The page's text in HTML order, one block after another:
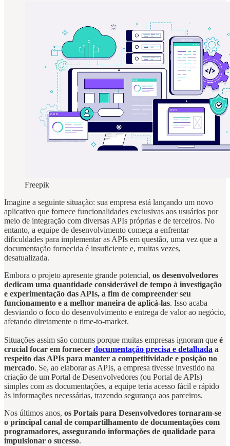
Freepik
Imagine a seguinte situação: sua empresa está lançando um novo
aplicativo que fornece funcionalidades exclusivas aos usuários por
meio de integração com diversas APIs próprias e de terceiros. No
entanto, a equipe de desenvolvimento começa a enfrentar
dificuldades para implementar as APIs em questão, uma vez que a
documentação fornecida é insuficiente e, muitas vezes,
desatualizada.
Embora o projeto apresente grande potencial, os desenvolvedores
dedicam uma quantidade considerável de tempo à investigação
e experimentação das APIs, a fim de compreender seu
funcionamento e a melhor maneira de aplicá-las. Isso acaba
desviando o foco do desenvolvimento e entrega de valor ao negócio,
afetando diretamente o time-to-market.
Situações assim são comuns porque muitas empresas ignoram que é
crucial focar em fornecer documentação precisa e detalhada a
respeito das APIs para manter a competitividade e posição no
mercado. Se, ao elaborar as APIs, a empresa tivesse investido na
criação de um Portal de Desenvolvedores (ou Portal de APIs)
simples com as documentações, a equipe teria acesso fácil e rápido
às informações necessárias, trazendo segurança aos parceiros.
Nos últimos anos, os Portais para Desenvolvedores tornaram-se
o principal canal de compartilhamento de documentações com
programadores, assegurando informações de qualidade para
impulsionar o sucesso.